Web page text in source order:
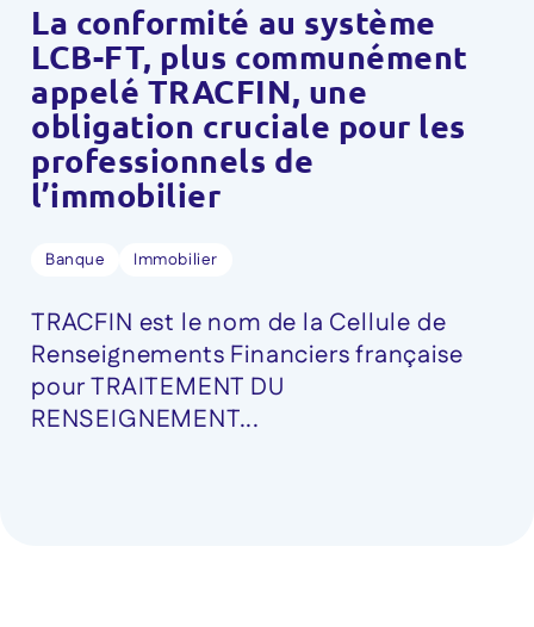
La conformité au système
LCB-FT, plus communément
appelé TRACFIN, une
obligation cruciale pour les
professionnels de
l’immobilier
Banque Immobilier
TRACFIN est le nom de la Cellule de
Renseignements Financiers française
pour TRAITEMENT DU
RENSEIGNEMENT...